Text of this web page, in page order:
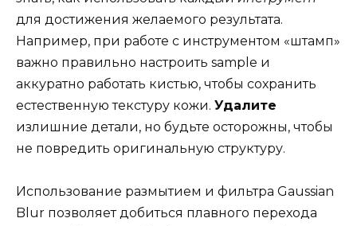
для достижения желаемого результата.
Например, при работе с инструментом «штамп»
важно правильно настроить sample и
аккуратно работать кистью, чтобы сохранить
естественную текстуру кожи. Удалите
излишние детали, но будьте осторожны, чтобы
не повредить оригинальную структуру.
Использование размытием и фильтра Gaussian
Blur позволяет добиться плавного перехода